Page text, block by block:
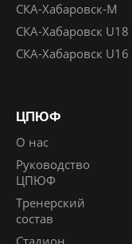
ЦПЮФ
О нас
Руководство
ЦПЮФ
Тренерский
состав
СКА-Хабаровск-М
СКА-Хабаровск U18
СКА-Хабаровск U16